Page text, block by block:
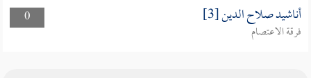
0
أناشيد صلاح الدين [3]
فرقة الاعتصام